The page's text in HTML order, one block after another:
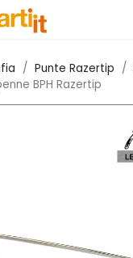
Punte Razertip
BPH Razertip